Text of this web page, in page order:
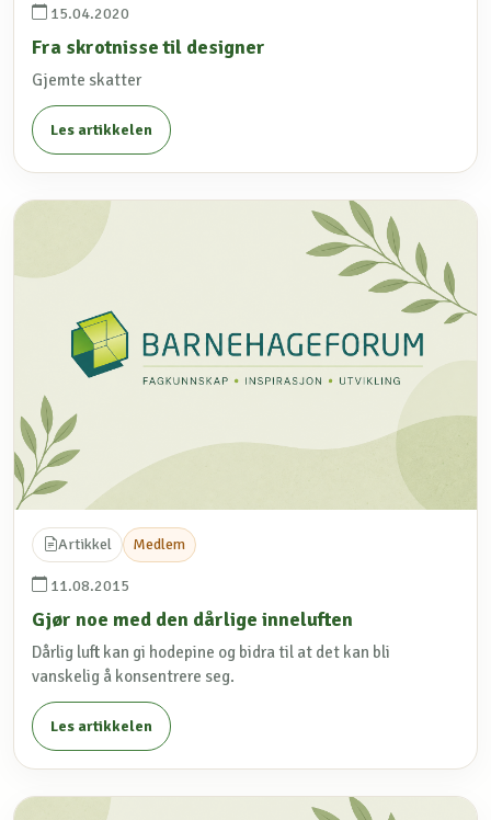
15.04.2020
Fra skrotnisse til designer
Gjemte skatter
Les artikkelen
Artikkel Medlem
11.08.2015
Gjør noe med den dårlige inneluften
Dårlig luft kan gi hodepine og bidra til at det kan bli
vanskelig å konsentrere seg.
Les artikkelen